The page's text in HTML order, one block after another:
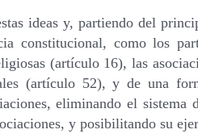
ideas y, partiendo del
constitucional, como los
(artículo 16), las
(artículo 52), y de una
eliminando el
y posibilitando su